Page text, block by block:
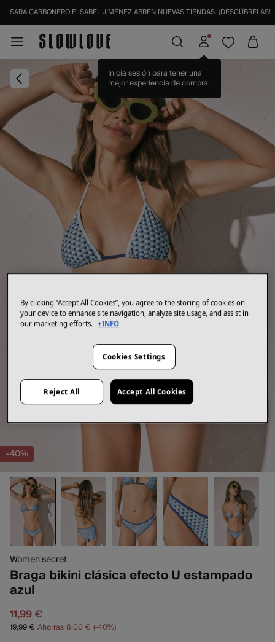
Inicia sesión para tener una
mejor experiencia de compra.
-40%
Women'secret
Braga bikini clásica efecto U estampado
azul
11,99 €
19,99 €Ahorras8,00 € 40
By clicking “Accept All Cookies”, you agree to the storing of cookies on
your device to enhance site navigation, analyze site usage, and assist in
our marketing efforts. +INFO
Cookies Settings
Reject All Accept All Cookies